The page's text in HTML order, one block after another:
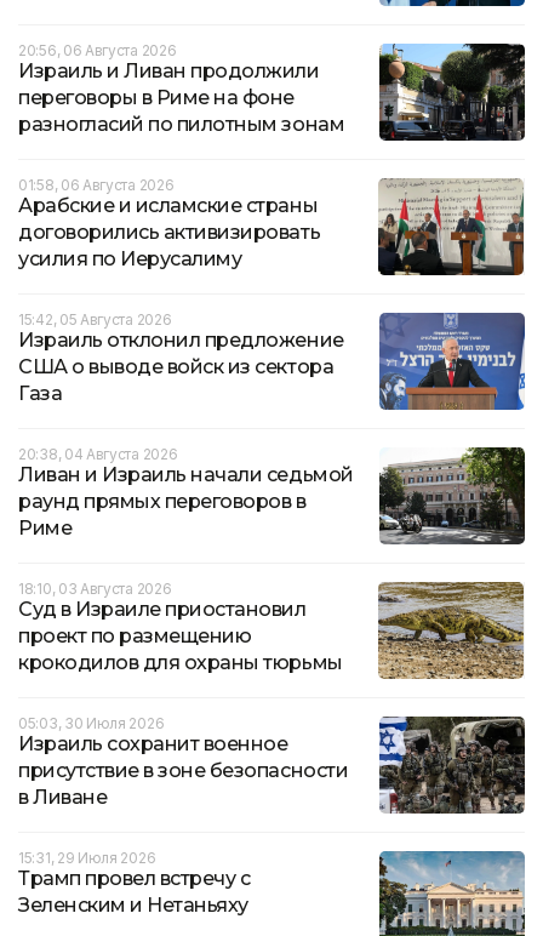
20:56, 06 Августа 2026
Израиль и Ливан продолжили
переговоры в Риме на фоне
разногласий по пилотным зонам
01:58, 06 Августа 2026
Арабские и исламские страны
договорились активизировать
усилия по Иерусалиму
15:42, 05 Августа 2026
Израиль отклонил предложение
США о выводе войск из сектора
Газа
20:38, 04 Августа 2026
Ливан и Израиль начали седьмой
раунд прямых переговоров в
Риме
18:10, 03 Августа 2026
Суд в Израиле приостановил
проект по размещению
крокодилов для охраны тюрьмы
05:03, 30 Июля 2026
Израиль сохранит военное
присутствие в зоне безопасности
в Ливане
15:31, 29 Июля 2026
Трамп провел встречу с
Зеленским и Нетаньяху